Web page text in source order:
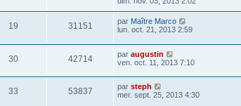
19 31151 par Maître Marco
lun. oct. 21, 2013 2:59
30 42714 par augustin
ven. oct. 11, 2013 7:10
33 53837 par steph
mer. sept. 25, 2013 4:30